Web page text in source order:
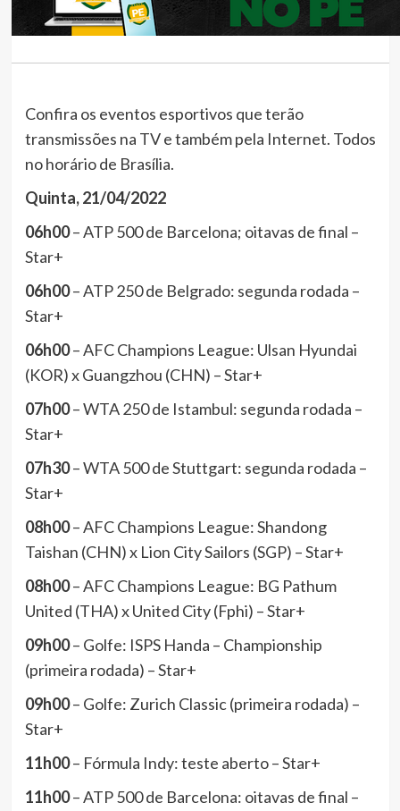
Confira os eventos esportivos que terão
transmissões na TV e também pela Internet. Todos
no horário de Brasília.
Quinta, 21/04/2022
06h00– ATP 500 de Barcelona; oitavas de final –
Star+
06h00– ATP 250 de Belgrado: segunda rodada –
Star+
06h00– AFC Champions League: Ulsan Hyundai
(KOR) x Guangzhou (CHN) – Star+
07h00– WTA 250 de Istambul: segunda rodada –
Star+
07h30– WTA 500 de Stuttgart: segunda rodada –
Star+
08h00– AFC Champions League: Shandong
Taishan (CHN) x Lion City Sailors (SGP) – Star+
08h00– AFC Champions League: BG Pathum
United (THA) x United City (Fphi) – Star+
09h00– Golfe: ISPS Handa – Championship
(primeira rodada) – Star+
09h00– Golfe: Zurich Classic (primeira rodada) –
Star+
11h00– Fórmula Indy: teste aberto – Star+
11h00– ATP 500 de Barcelona: oitavas de final –